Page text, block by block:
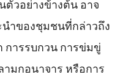
ตัวอย่างข้างต้น อาจ
นำของชุมชนที่กล่าวถึง
การรบกวน การข่มขู่
มกอนาจาร หรือการ